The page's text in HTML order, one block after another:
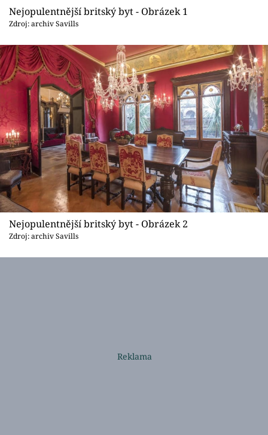
Sledujte nás
Nejopulentnější britský byt - Obrázek 1
Zdroj: archiv Savills
Nejopulentnější britský byt - Obrázek 2
Zdroj: archiv Savills